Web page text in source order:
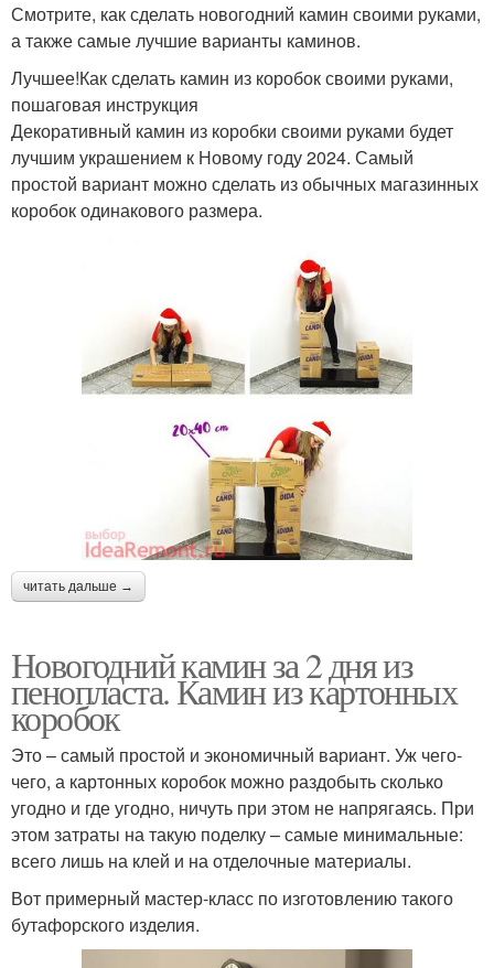
Смотрите, как сделать новогодний камин своими руками,
а также самые лучшие варианты каминов.
Лучшее!Как сделать камин из коробок своими руками,
пошаговая инструкция
Декоративный камин из коробки своими руками будет
лучшим украшением к Новому году 2024. Самый
простой вариант можно сделать из обычных магазинных
коробок одинакового размера.
читать дальше →
Новогодний камин за 2 дня из
пенопласта. Камин из картонных
коробок
Это – самый простой и экономичный вариант. Уж чего-
чего, а картонных коробок можно раздобыть сколько
угодно и где угодно, ничуть при этом не напрягаясь. При
этом затраты на такую поделку – самые минимальные:
всего лишь на клей и на отделочные материалы.
Вот примерный мастер-класс по изготовлению такого
бутафорского изделия.